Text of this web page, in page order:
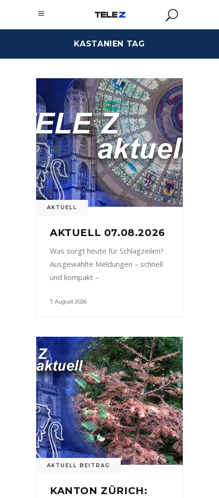
KASTANIEN TAG
AKTUELL
AKTUELL 07.08.2026
Was sorgt heute für Schlagzeilen?
Ausgewählte Meldungen – schnell
und kompakt –
7. August 2026
AKTUELL BEITRAG
KANTON ZÜRICH: